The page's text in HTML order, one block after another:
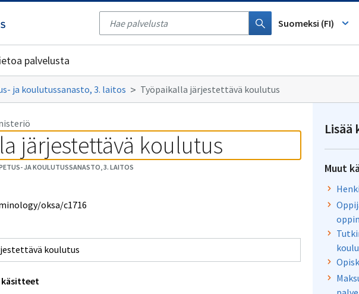
Tyhjennä
haku
Suomeksi (FI)
palvelusta
ja koulutussanasto, 3. laitos Työpaikalla järjestettävä koulutus
järjestettävä koulutus
JA KOULUTUSSANASTO, 3. LAITOS
oksa/c1716
koulutus
Lisää
Muut